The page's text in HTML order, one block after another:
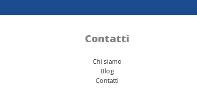
Contatti
Chi siamo
Blog
Contatti